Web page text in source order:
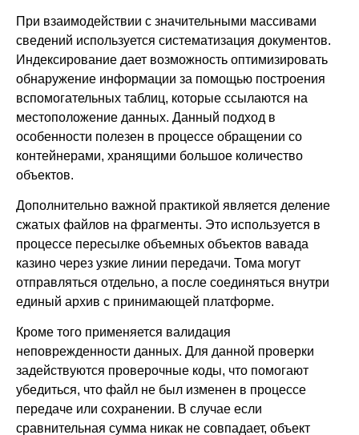
При взаимодействии с значительными массивами
сведений используется систематизация документов.
Индексирование дает возможность оптимизировать
обнаружение информации за помощью построения
вспомогательных таблиц, которые ссылаются на
местоположение данных. Данный подход в
особенности полезен в процессе обращении со
контейнерами, хранящими большое количество
объектов.
Дополнительно важной практикой является деление
сжатых файлов на фрагменты. Это используется в
процессе пересылке объемных объектов вавада
казино через узкие линии передачи. Тома могут
отправляться отдельно, а после соединяться внутри
единый архив с принимающей платформе.
Кроме того применяется валидация
неповрежденности данных. Для данной проверки
задействуются проверочные коды, что помогают
убедиться, что файл не был изменен в процессе
передаче или сохранении. В случае если
сравнительная сумма никак не совпадает, объект